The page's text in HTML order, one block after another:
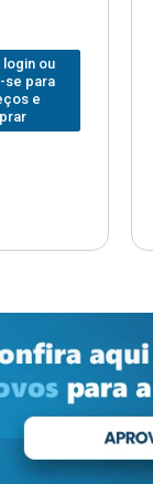
login ou
se para
e